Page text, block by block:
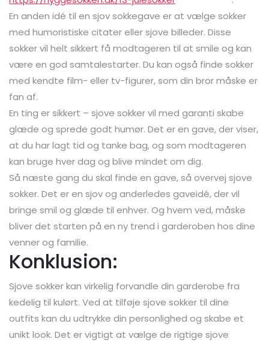
En anden idé til en sjov sokkegave er at vælge sokker
med humoristiske citater eller sjove billeder. Disse
sokker vil helt sikkert få modtageren til at smile og kan
være en god samtalestarter. Du kan også finde sokker
med kendte film- eller tv-figurer, som din bror måske er
fan af.
En ting er sikkert – sjove sokker vil med garanti skabe
glæde og sprede godt humør. Det er en gave, der viser,
at du har lagt tid og tanke bag, og som modtageren
kan bruge hver dag og blive mindet om dig.
Så næste gang du skal finde en gave, så overvej sjove
sokker. Det er en sjov og anderledes gaveidé, der vil
bringe smil og glæde til enhver. Og hvem ved, måske
bliver det starten på en ny trend i garderoben hos dine
venner og familie.
Konklusion:
Sjove sokker kan virkelig forvandle din garderobe fra
kedelig til kulørt. Ved at tilføje sjove sokker til dine
outfits kan du udtrykke din personlighed og skabe et
unikt look. Det er vigtigt at vælge de rigtige sjove